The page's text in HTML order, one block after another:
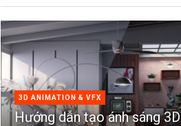
3D ANIMATION & VFX
Hướng dẫn tạo ánh sáng 3D